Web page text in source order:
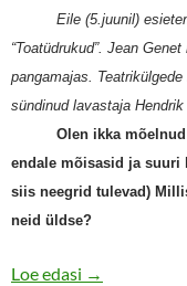
Eile (5.juunil)
“Toatüdrukud”. Jean
pangamajas.
sündinud lavastaja Hendrik
Olen ikka
endale mõisasid ja suuri
siis neegrid tulevad)
neid üldse?
Loe edasi Hendrik
→